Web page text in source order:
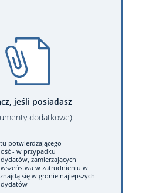
jeśli posiadasz
dodatkowe)
potwierdzającego
- w przypadku
zamierzających
w zatrudnieniu w
się w gronie najlepszych